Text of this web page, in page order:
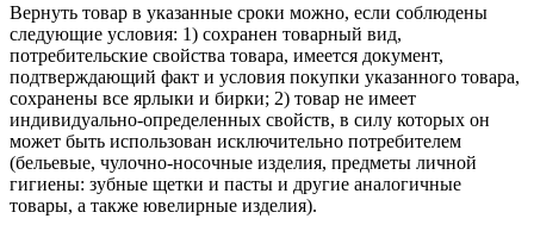
Вернуть товар в указанные сроки можно, если соблюдены
следующие условия: 1) сохранен товарный вид,
потребительские свойства товара, имеется документ,
подтверждающий факт и условия покупки указанного товара,
сохранены все ярлыки и бирки; 2) товар не имеет
индивидуально-определенных свойств, в силу которых он
может быть использован исключительно потребителем
(бельевые, чулочно-носочные изделия, предметы личной
гигиены: зубные щетки и пасты и другие аналогичные
товары, а также ювелирные изделия).